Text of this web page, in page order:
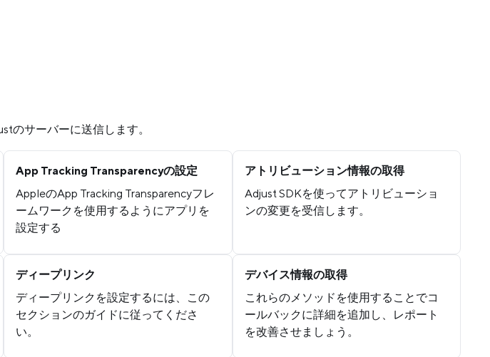
のサーバーに送信します。
App Tracking Transparencyの設定
AppleのApp Tracking Transparencyフレ
ームワークを使用するようにアプリを
設定する
アトリビューション情報の取得
Adjust SDKを使ってアトリビューショ
ンの変更を受信します。
ディープリンク
ディープリンクを設定するには、この
セクションのガイドに従ってくださ
い。
デバイス情報の取得
これらのメソッドを使用することでコ
ールバックに詳細を追加し、レポート
を改善させましょう。